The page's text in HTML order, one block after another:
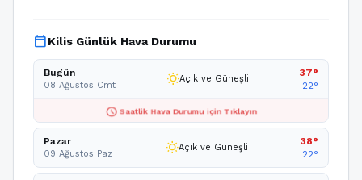
calendar_todayKilis Günlük Hava Durumu
Bugün
08 Ağustos Cmt wb_sunnyAçık ve Güneşli
37°
22°
schedule Saatlik Hava Durumu için Tıklayın
Pazar
09 Ağustos Paz wb_sunnyAçık ve Güneşli
38°
22°